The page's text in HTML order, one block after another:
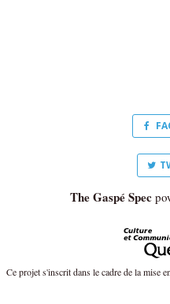
The Gaspé Spec
Ce projet s'inscrit dans le cadre de la mise